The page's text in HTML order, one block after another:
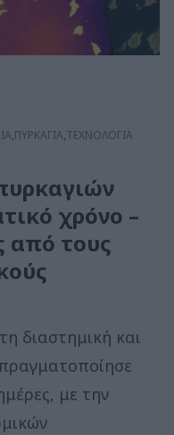
,ΠΥΡΚΑΓΙΑ,ΤΕΧΝΟΛΟΓΙΑ
χρόνο –
από τους
διαστημική και
με την